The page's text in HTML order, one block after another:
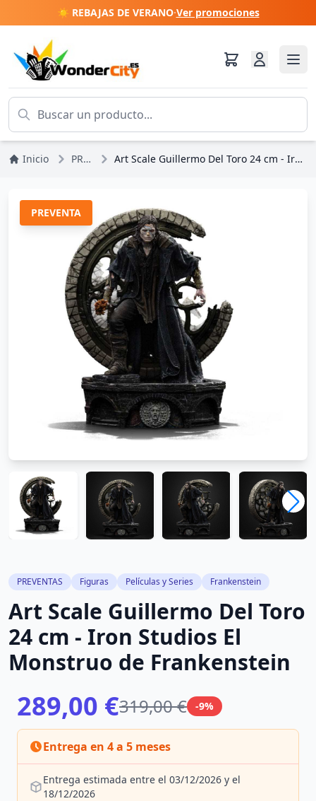
☀️ REBAJAS DE VERANO·Ver promociones
Inicio PREVENTAS Art Scale Guillermo Del Toro 24 cm - Iron Studios El Monstruo de Frankenstein
PREVENTA
PREVENTAS Figuras Películas y Series Frankenstein
Art Scale Guillermo Del Toro
24 cm - Iron Studios El
Monstruo de Frankenstein
289,00 €319,00 € -9%
Entrega en 4 a 5 meses
Entrega estimada entre el 03/12/2026 y el
18/12/2026